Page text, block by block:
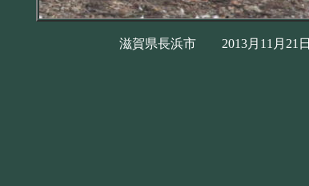
滋賀県長浜市 2013月11月21日